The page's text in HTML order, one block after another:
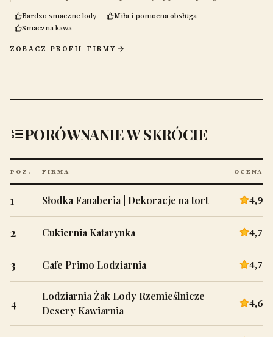
Bardzo smaczne lody
Miła i pomocna obsługa
Smaczna kawa
ZOBACZ PROFIL FIRMY
PORÓWNANIE W SKRÓCIE
POZ. FIRMA OCENA
1 Słodka Fanaberia | Dekoracje na tort 4,9
2 Cukiernia Katarynka 4,7
3 Cafe Primo Lodziarnia 4,7
4
Lodziarnia Żak Lody Rzemieślnicze
Desery Kawiarnia
4,6